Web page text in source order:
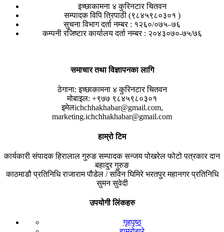
इच्छाकामना ४ कुरिनटार चितवन
सम्पादक विपि त्रिपाठी (९८४५९८०३०१ )
सुचना विभाग दर्ता नम्बर : १२६०/०७५–७६
कम्पनी रजिष्टार कार्यालय दर्ता नम्बर : २०४३०७०-७५/७६
समाचार तथा विज्ञापनका लागि
ठेगाना: इच्छाकामना ४ कुरिनटार चितवन
मोबाइल: +९७७ ९८४५९८०३०१
इमेलichchhakhabar@gmail.com,
marketing.ichchhakhabar@gmail.com
हाम्रो टिम
कार्यकारी संपादकहिरालाल गुरुङसम्पादकसन्जय पोखरेलफोटो पत्रकारदान
बहादुर गुरुङ
काठमाडौ प्रतिनिधिराजाराम पौडेल / सविन घिमिरेभरतपुर महानगर प्रतिनिधि
सुमन सुवेदी
उपयोगी लिंकहरु
गृहपृष्ठ